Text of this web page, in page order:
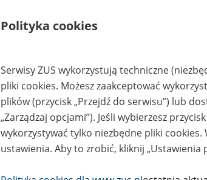
8 2021
8
30
czerwca
2021
29
czerwca
2021
24
2021
Polityka cookies
Serwisy ZUS wykorzystują techniczne
pliki cookies. Możesz zaakceptować
plików (przycisk „Przejdź do serwisu”) lub
„Zarządzaj opcjami”). Jeśli wybierzesz
wykorzystywać tylko niezbędne pliki cookies.
ustawienia. Aby to zrobić, kliknij „Ustawienia